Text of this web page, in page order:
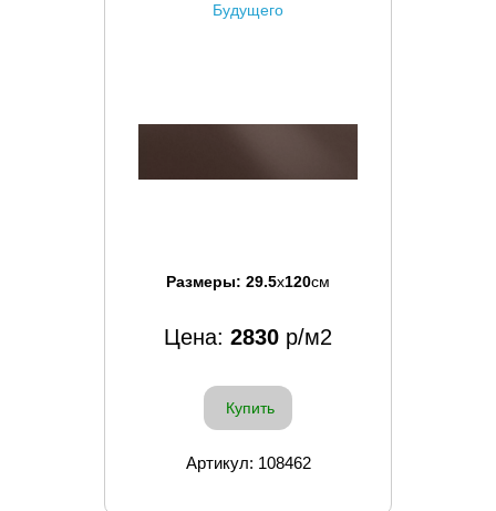
Будущего
Размеры: 29.5x120см
Цена: 2830 р/м2
Купить
Артикул: 108462